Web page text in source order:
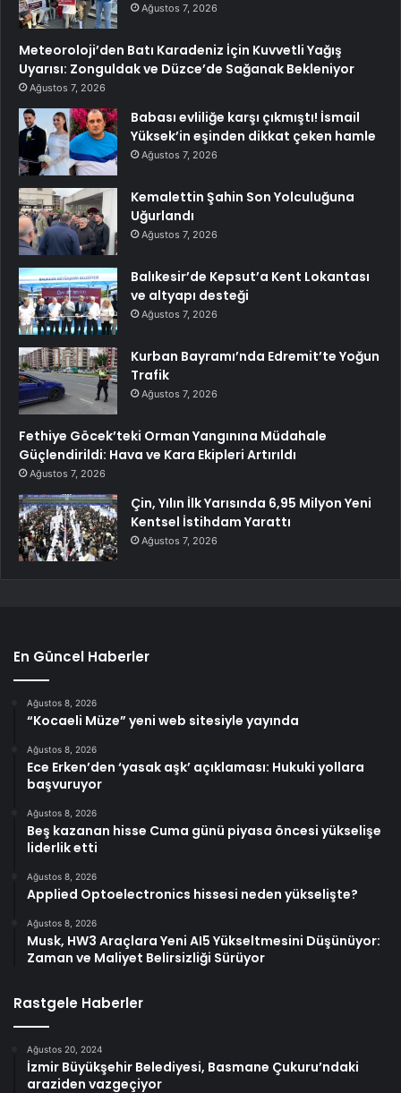
Ağustos 7, 2026
Meteoroloji’den Batı Karadeniz İçin Kuvvetli Yağış
Uyarısı: Zonguldak ve Düzce’de Sağanak Bekleniyor
Ağustos 7, 2026
Babası evliliğe karşı çıkmıştı! İsmail
Yüksek’in eşinden dikkat çeken hamle
Ağustos 7, 2026
Kemalettin Şahin Son Yolculuğuna
Uğurlandı
Ağustos 7, 2026
Balıkesir’de Kepsut’a Kent Lokantası
ve altyapı desteği
Ağustos 7, 2026
Kurban Bayramı’nda Edremit’te Yoğun
Trafik
Ağustos 7, 2026
Fethiye Göcek’teki Orman Yangınına Müdahale
Güçlendirildi: Hava ve Kara Ekipleri Artırıldı
Ağustos 7, 2026
Çin, Yılın İlk Yarısında 6,95 Milyon Yeni
Kentsel İstihdam Yarattı
Ağustos 7, 2026
En Güncel Haberler
Ağustos 8, 2026
“Kocaeli Müze” yeni web sitesiyle yayında
Ağustos 8, 2026
Ece Erken’den ‘yasak aşk’ açıklaması: Hukuki yollara
başvuruyor
Ağustos 8, 2026
Beş kazanan hisse Cuma günü piyasa öncesi yükselişe
liderlik etti
Ağustos 8, 2026
Applied Optoelectronics hissesi neden yükselişte?
Ağustos 8, 2026
Musk, HW3 Araçlara Yeni AI5 Yükseltmesini Düşünüyor:
Zaman ve Maliyet Belirsizliği Sürüyor
Rastgele Haberler
Ağustos 20, 2024
İzmir Büyükşehir Belediyesi, Basmane Çukuru’ndaki
araziden vazgeçiyor